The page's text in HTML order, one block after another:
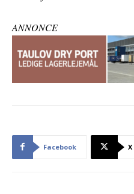
ANNONCE
Facebook X